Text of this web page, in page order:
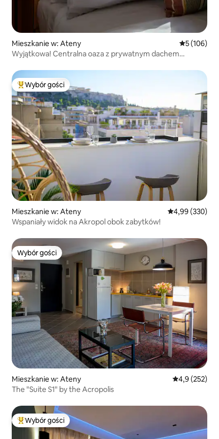
Mieszkanie w: Ateny Średnia
5 (106)
Wyjątkowa! Centralna oaza z prywatnym dachem
Najpopularniejsze z kategorii Wybór gości
Wybór gości
Mieszkanie w: Ateny Średnia
4,99 (330)
Wspaniały widok na Akropol obok zabytków!
Wybór gości
Wybór gości
Mieszkanie w: Ateny Średnia
4,9 (252)
The "Suite S1" by the Acropolis
Najpopularniejsze z kategorii Wybór gości
Wybór gości